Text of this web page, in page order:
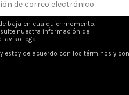
baja en cualquier momento.
nuestra información de
aviso legal.
estoy de acuerdo con los términos y